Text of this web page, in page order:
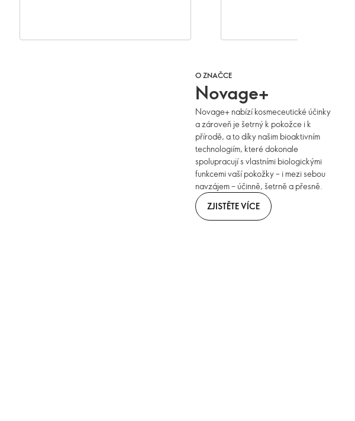
O ZNAČCE
Novage+
Novage+ nabízí kosmeceutické účinky
a zároveň je šetrný k pokožce i k
přírodě, a to díky našim bioaktivním
technologiím, které dokonale
spolupracují s vlastními biologickými
funkcemi vaší pokožky – i mezi sebou
navzájem – účinně, šetrně a přesně.
ZJISTĚTE VÍCE